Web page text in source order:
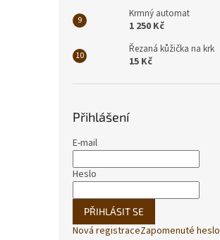
Krmný automat
1 250 Kč
Řezaná kůžička na krk
15 Kč
Přihlášení
E-mail
Heslo
PŘIHLÁSIT SE
Nová registraceZapomenuté heslo